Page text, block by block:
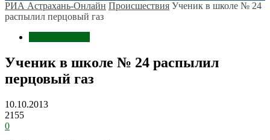
РИА Астрахань-Онлайн Происшествия Ученик в школе № 24
распылил перцовый газ
Ученик в школе № 24 распылил
перцовый газ
10.10.2013
2155
0